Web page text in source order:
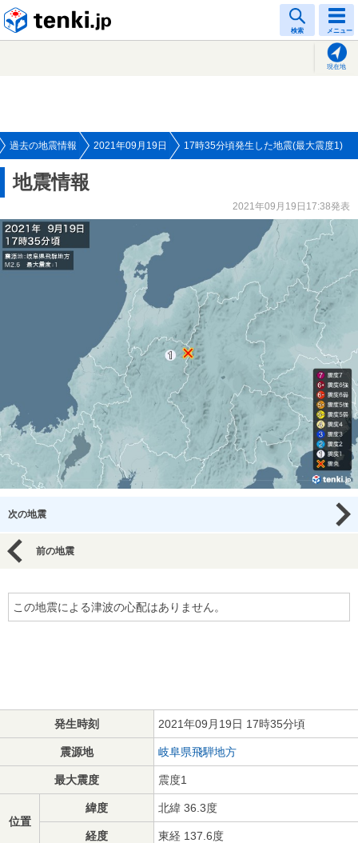
検索 メニュー
現在地
過去の地震情報 2021年09月19日 17時35分頃発生した地震(最大震度1)
地震情報
2021年09月19日17:38発表
次の地震
前の地震
この地震による津波の心配はありません。
発生時刻 2021年09月19日 17時35分頃
震源地 岐阜県飛騨地方
最大震度 震度1
位置
緯度 北緯 36.3度
経度 東経 137.6度